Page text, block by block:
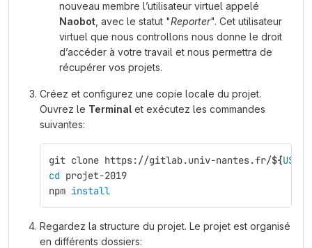
nouveau membre l’utilisateur virtuel appelé
Naobot , avec le statut "Reporter". Cet utilisateur
virtuel que nous controllons nous donne le droit
d’accéder à votre travail et nous permettra de
récupérer vos projets.
Créez et configurez une copie locale du projet.
Ouvrez le Terminal et exécutez les commandes
suivantes:
git clone https://gitlab.univ-nantes.fr/${USER
cd projet-2019
npm install
Regardez la structure du projet. Le projet est organisé
en différents dossiers: